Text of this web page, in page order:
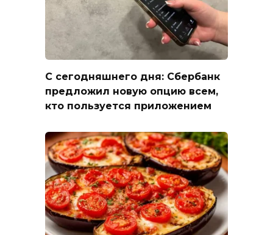
С сегодняшнего дня: Сбербанк
предложил новую опцию всем,
кто пользуется приложением